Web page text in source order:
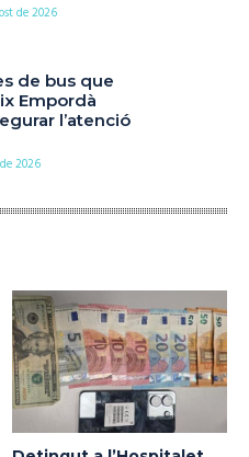
de 2026
de bus que
Empordà
l’atenció
2026